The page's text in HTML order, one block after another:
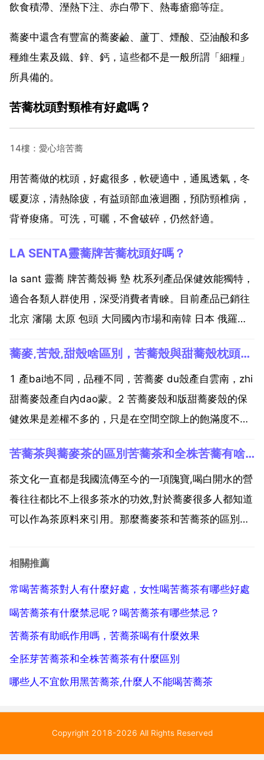
飲食積滯、溼熱下注、赤白帶下、熱毒瘡癤等症。
蕎麥中還含有豐富的蕎麥鹼、蘆丁、煙酸、亞油酸和多
種維生素及鐵、鋅、鈣，這些都不是一般所謂「細糧」
所具備的。
苦蕎枕頭對頸椎有好處嗎？
14樓：愛心培苦蕎
用苦蕎做的枕頭，好處很多，軟硬適中，通風透氣，冬
暖夏涼，清熱除疲，有益頭部血液迴圈，預防頸椎病，
背脊痠痛。可洗，可曬，不會破碎，仍然舒適。
LA SENTA靈蕎牌苦蕎枕頭好嗎？
la sant 靈蕎 牌苦蕎殼褥 墊 枕系列產品保健效能獨特，
適合各類人群使用，深受消費者青睞。目前產品已銷往
北京 瀋陽 太原 包頭 大同國內市場和南韓 日本 俄羅斯
有便宜，都是一分錢一分貨的。別太相信超便宜的苦蕎
枕頭，送我也不敢用。可以到網上多找幾...
蕎麥,苦殼,甜殼啥區別，苦蕎殼與甜蕎殼枕頭有什麼區別？
1 產bai地不同，品種不同，苦蕎麥 du殼產自雲南，zhi
甜蕎麥殼產自內dao蒙。2 苦蕎麥殼和版甜蕎麥殼的保
健效果是差權不多的，只是在空間空隙上的飽滿度不一
對甜蕎麥殼略硬一點 甜蕎麥殼外形是三角形的，做枕頭
會蓬鬆一點，請各自參照自己的睡眠習慣選...
苦蕎茶與蕎麥茶的區別苦蕎茶和全株苦蕎有啥區別
茶文化一直都是我國流傳至今的一項隗寶,喝白開水的營
養往往都比不上很多茶水的功效,對於蕎麥很多人都知道
可以作為茶原料來引用。那麼蕎麥茶和苦蕎茶的區別是
一種。蕎麥茶根據原料分為甜蕎和苦蕎,甜蕎的價值相對
相關推薦
常喝苦蕎茶對人有什麼好處，女性喝苦蕎茶有哪些好處
喝苦蕎茶有什麼禁忌呢？喝苦蕎茶有哪些禁忌？
苦蕎茶有助眠作用嗎，苦蕎茶喝有什麼效果
全胚芽苦蕎茶和全株苦蕎茶有什麼區別
哪些人不宜飲用黑苦蕎茶,什麼人不能喝苦蕎茶
Copyright 2018-2026 All Rights Reserved